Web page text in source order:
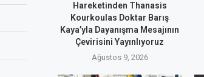
Hareketinden Thanasis
Kourkoulas Doktar Barış
Kaya’yla Dayanışma Mesajının
Çevirisini Yayınlıyoruz
Ağustos 9, 2026